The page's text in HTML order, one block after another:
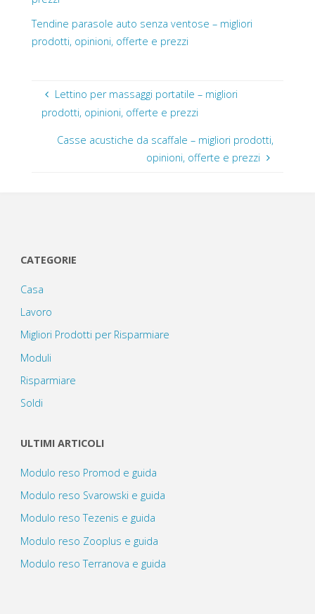
Tendine parasole auto senza ventose – migliori
prodotti, opinioni, offerte e prezzi
Lettino per massaggi portatile – migliori
prodotti, opinioni, offerte e prezzi
Casse acustiche da scaffale – migliori prodotti,
opinioni, offerte e prezzi
CATEGORIE
Casa
Lavoro
Migliori Prodotti per Risparmiare
Moduli
Risparmiare
Soldi
ULTIMI ARTICOLI
Modulo reso Promod e guida
Modulo reso Svarowski e guida
Modulo reso Tezenis e guida
Modulo reso Zooplus e guida
Modulo reso Terranova e guida